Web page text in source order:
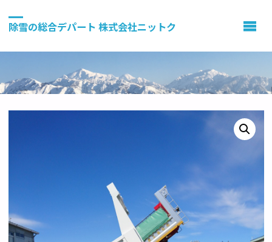
除雪の総合デパート 株式会社ニットク